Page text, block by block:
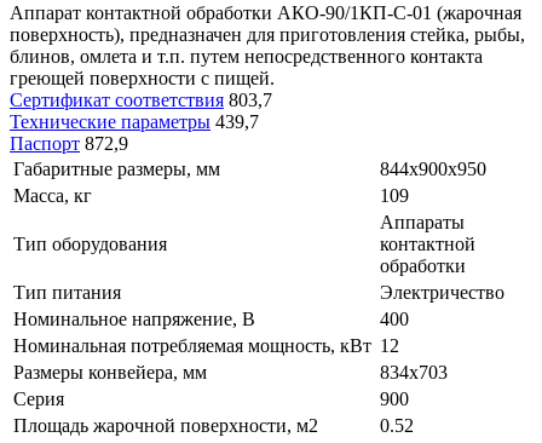
Аппарат контактной обработки АКО-90/1КП-С-01 (жарочная
поверхность), предназначен для приготовления стейка, рыбы,
блинов, омлета и т.п. путем непосредственного контакта
греющей поверхности с пищей.
Сертификат соответствия 803,7
Технические параметры 439,7
Паспорт 872,9
Габаритные размеры, мм
844x900х950
Масса, кг
109
Тип оборудования
Аппараты
контактной
обработки
Тип питания
Электричество
Номинальное напряжение, В
400
Номинальная потребляемая мощность, кВт 12
Размеры конвейера, мм
834х703
Серия
900
Площадь жарочной поверхности, м2
0.52